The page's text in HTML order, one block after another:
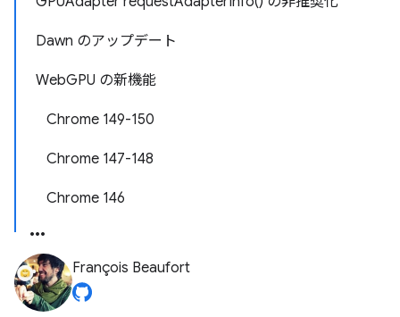
Dawn のアップデート
WebGPU の新機能
Chrome 149-150
Chrome 147-148
Chrome 146
François Beaufort